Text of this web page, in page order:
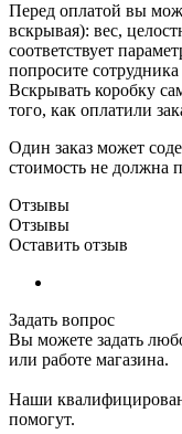
Перед оплатой вы
вскрывая): вес,
соответствует
попросите
Вскрывать коробку
того, как оплатили
Один заказ может
стоимость не должна
Отзывы
Отзывы
Оставить отзыв
Задать вопрос
Вы можете задать
или работе магазина.
Наши
помогут.